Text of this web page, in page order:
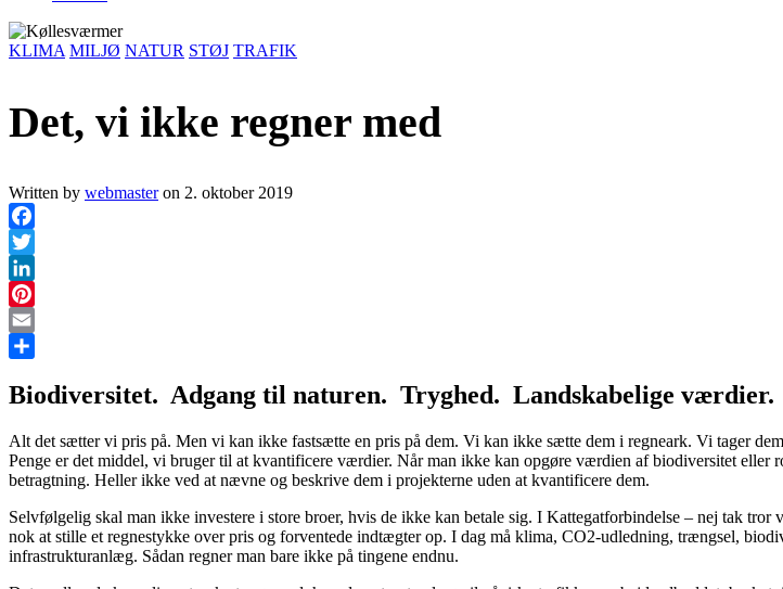
KLIMA MILJØ NATUR STØJ TRAFIK
Det, vi ikke regner med
Written by webmaster on 2. oktober 2019
Facebook
Twitter
LinkedIn
Pinterest
Email
Biodiversitet. Adgang til naturen. Tryghed. Landskabelige
Alt det sætter vi pris på. Men vi kan ikke fastsætte en pris på dem. Vi kan ikke sætte dem i regneark. Vi tager
Penge er det middel, vi bruger til at kvantificere værdier. Når man ikke kan opgøre værdien af biodiversitet
betragtning. Heller ikke ved at nævne og beskrive dem i projekterne uden at kvantificere dem.
Selvfølgelig skal man ikke investere i store broer, hvis de ikke kan betale sig. I Kattegatforbindelse – nej tak
nok at stille et regnestykke over pris og forventede indtægter op. I dag må klima, CO2-udledning, trængsel,
infrastrukturanlæg. Sådan regner man bare ikke på tingene endnu.